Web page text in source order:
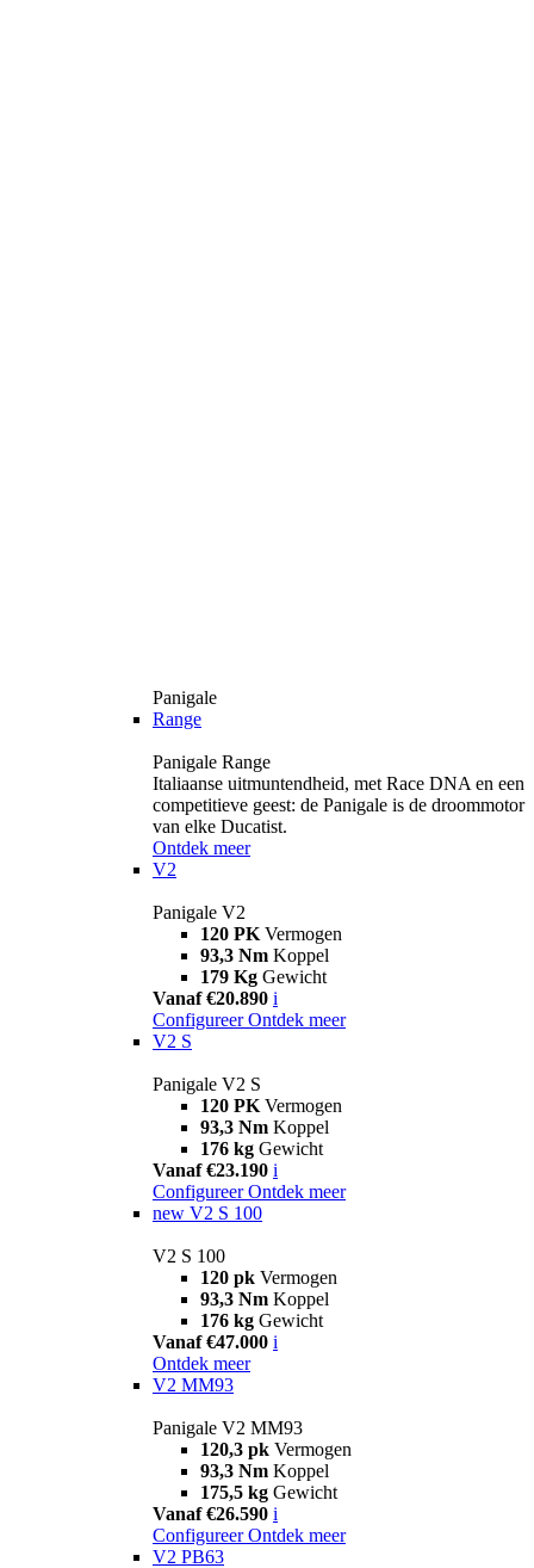
Panigale
Range
Panigale Range
Italiaanse uitmuntendheid, met Race DNA en een
competitieve geest: de Panigale is de droommotor
van elke Ducatist.
Ontdek meer
V2
Panigale V2
120 PK Vermogen
93,3 Nm Koppel
179 Kg Gewicht
Vanaf €20.890 i
Configureer Ontdek meer
V2 S
Panigale V2 S
120 PK Vermogen
93,3 Nm Koppel
176 kg Gewicht
Vanaf €23.190 i
Configureer Ontdek meer
new V2 S 100
V2 S 100
120 pk Vermogen
93,3 Nm Koppel
176 kg Gewicht
Vanaf €47.000 i
Ontdek meer
V2 MM93
Panigale V2 MM93
120,3 pk Vermogen
93,3 Nm Koppel
175,5 kg Gewicht
Vanaf €26.590 i
Configureer Ontdek meer
V2 PB63